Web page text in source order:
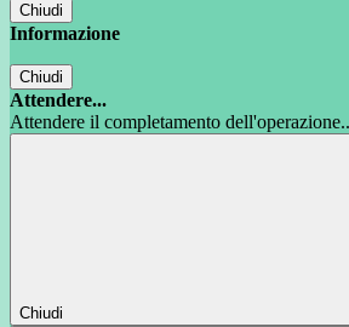
Chiudi
Informazione
Chiudi
Attendere...
Attendere il completamento
Chiudi